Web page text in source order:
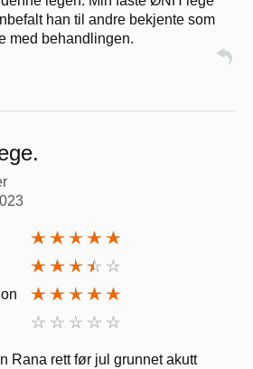
han til andre bekjente som
med behandlingen.
Rana rett før jul grunnet akutt